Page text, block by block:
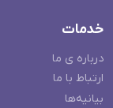
خدمات
درباره ی ما
ارتباط با ما
بیانیه‌ها